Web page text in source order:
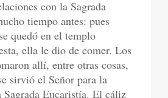
con la Sagrada
tiempo antes: pues
quedó en el templo
ella le dio de comer. Los
allí, entre otras cosas,
sirvió el Señor para la
Eucaristía. El cáliz